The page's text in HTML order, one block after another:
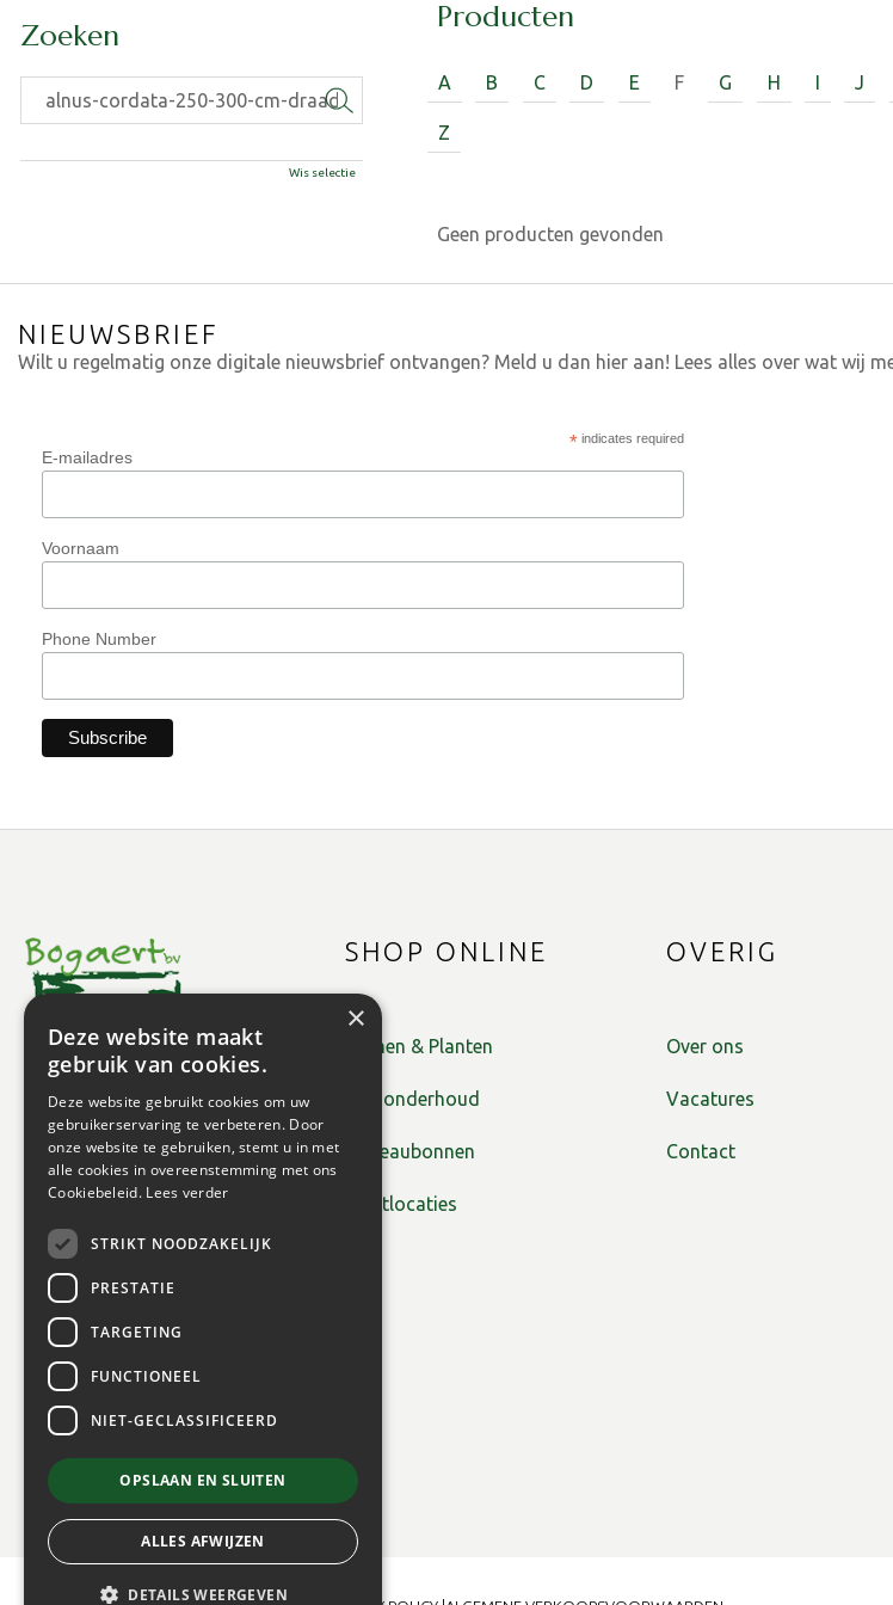
Producten
A B C D E F G H I J
Z
Geen producten gevonden
Zoeken
Wis selectie
NIEUWSBRIEF
Wilt u regelmatig onze digitale nieuwsbrief ontvangen? Meld u dan hier aan! Lees alles over wat wij
*indicates required
E-mailadres
Voornaam
Phone Number
SHOP ONLINE
Bomen & Planten
Tuinonderhoud
Cadeaubonnen
Plantlocaties
OVERIG
Over ons
Vacatures
Contact
×
Deze website maakt
gebruik van cookies.
Deze website gebruikt cookies om uw
gebruikerservaring te verbeteren. Door
onze website te gebruiken, stemt u in met
alle cookies in overeenstemming met ons
Cookiebeleid. Lees verder
STRIKT NOODZAKELIJK
PRESTATIE
TARGETING
FUNCTIONEEL
NIET-GECLASSIFICEERD
OPSLAAN EN SLUITEN
ALLES AFWIJZEN
DETAILS WEERGEVEN